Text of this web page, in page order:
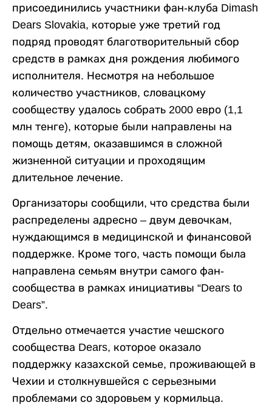
присоединились участники фан-клуба Dimash
Dears Slovakia, которые уже третий год
подряд проводят благотворительный сбор
средств в рамках дня рождения любимого
исполнителя. Несмотря на небольшое
количество участников, словацкому
сообществу удалось собрать 2000 евро (1,1
млн тенге), которые были направлены на
помощь детям, оказавшимся в сложной
жизненной ситуации и проходящим
длительное лечение.
Организаторы сообщили, что средства были
распределены адресно – двум девочкам,
нуждающимся в медицинской и финансовой
поддержке. Кроме того, часть помощи была
направлена семьям внутри самого фан-
сообщества в рамках инициативы “Dears to
Dears”.
Отдельно отмечается участие чешского
сообщества Dears, которое оказало
поддержку казахской семье, проживающей в
Чехии и столкнувшейся с серьезными
проблемами со здоровьем у кормильца.